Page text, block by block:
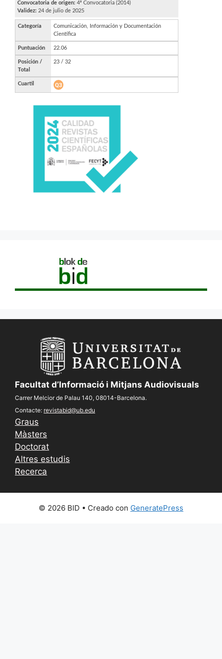
Facultat d’Informació i Mitjans Audiovisuals
Carrer Melcior de Palau 140, 08014-Barcelona.
Contacte: revistabid@ub.edu
Graus
Màsters
Doctorat
Altres estudis
Recerca
© 2026 BID • Creado con GeneratePress